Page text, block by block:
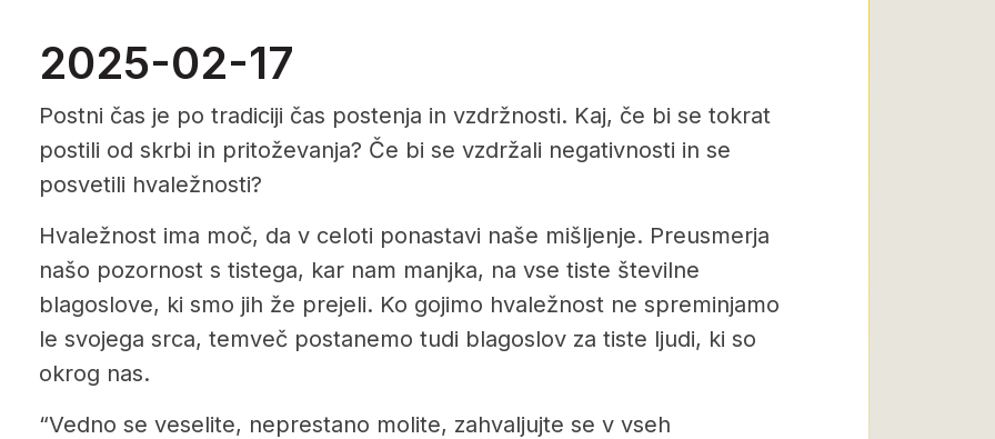
2025-02-17
Postni čas je po tradiciji čas postenja in vzdržnosti. Kaj, če bi se tokrat
postili od skrbi in pritoževanja? Če bi se vzdržali negativnosti in se
posvetili hvaležnosti?
Hvaležnost ima moč, da v celoti ponastavi naše mišljenje. Preusmerja
našo pozornost s tistega, kar nam manjka, na vse tiste številne
blagoslove, ki smo jih že prejeli. Ko gojimo hvaležnost ne spreminjamo
le svojega srca, temveč postanemo tudi blagoslov za tiste ljudi, ki so
okrog nas.
“Vedno se veselite, neprestano molite, zahvaljujte se v vseh